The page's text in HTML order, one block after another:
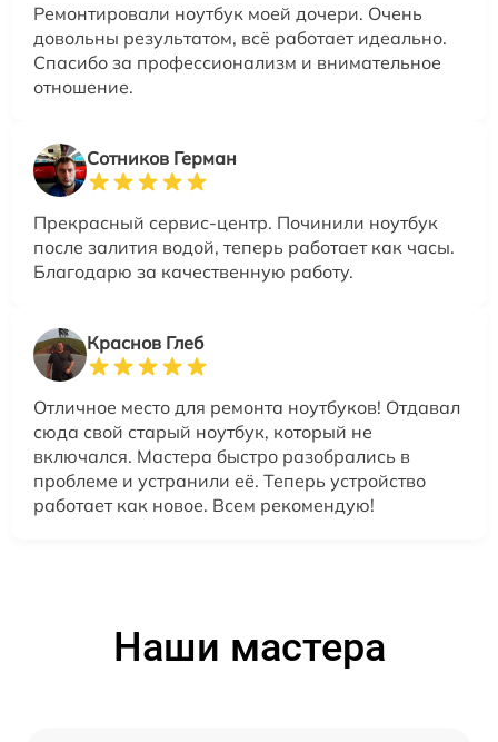
Ремонтировали ноутбук моей дочери. Очень
довольны результатом, всё работает идеально.
Спасибо за профессионализм и внимательное
отношение.
Сотников Герман
Прекрасный сервис-центр. Починили ноутбук
после залития водой, теперь работает как часы.
Благодарю за качественную работу.
Краснов Глеб
Отличное место для ремонта ноутбуков! Отдавал
сюда свой старый ноутбук, который не
включался. Мастера быстро разобрались в
проблеме и устранили её. Теперь устройство
работает как новое. Всем рекомендую!
Наши мастера